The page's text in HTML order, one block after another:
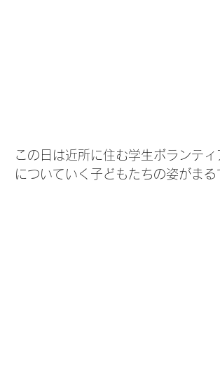
この日は近所に住む学生ボランテ
についていく子どもたちの姿がま